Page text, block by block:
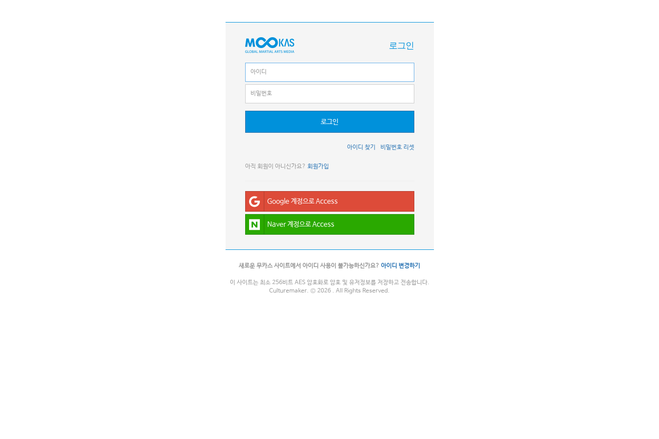
로그인
로그인
비밀번호 리셋
아이디 찾기
아직 회원이 아니신가요? 회원가입
Google 계정으로 Access
Naver 계정으로 Access
새로운 무카스 사이트에서 아이디 사용이 불가능하신가요? 아이디 변경하기
이 사이트는 최소 256비트 AES 암호화로 암호 및 유저정보를 저장하고 전송합니다.
Culturemaker. © 2026 . All Rights Reserved.